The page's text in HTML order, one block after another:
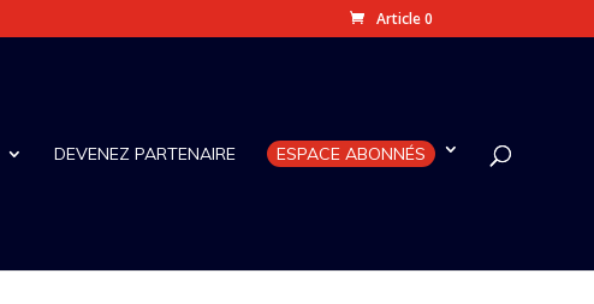
Article 0
DEVENEZ PARTENAIRE ESPACE ABONNÉS